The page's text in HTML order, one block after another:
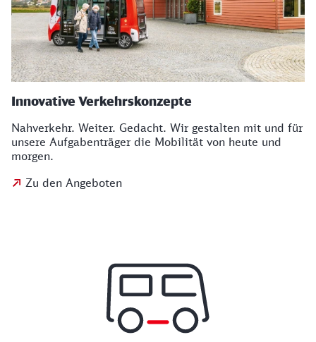
Innovative Verkehrskonzepte
Nahverkehr. Weiter. Gedacht. Wir gestalten mit und für
unsere Aufgabenträger die Mobilität von heute und
morgen.
Zu den Angeboten